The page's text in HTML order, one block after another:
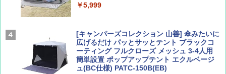
AIRLINE（エアライン）2026年9月号【特
集】ボーイング110周年を祝して！
ァキア 2026～2027 地球の歩き方A ヨーロッ
￥2,277
新しい日本地理 地図・統計・移動から読み
解く (講談社現代新書)
￥5,999
[キャンパーズコレクション 山善] 傘みたいに
広げるだけ パッとサッとテント ブラックコ
ーティング フルクローズ メッシュ 3-4人用
簡単設置 ポップアップテント エクルベージ
ュ(BC仕様) PATC-150B(EB)